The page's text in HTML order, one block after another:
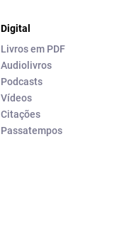
Digital
Livros em PDF
Audiolivros
Podcasts
Vídeos
Citações
Passatempos